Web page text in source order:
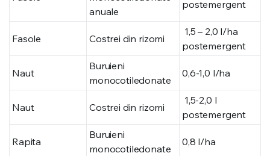
anuale
postemergent
Fasole Costrei din rizomi
1,5 – 2,0 l/ha
postemergent
Naut
Buruieni
monocotiledonate
0,6-1,0 l/ha
Naut Costrei din rizomi
1,5-2,0 l
postemergent
Rapita
Buruieni
monocotiledonate
0,8 l/ha